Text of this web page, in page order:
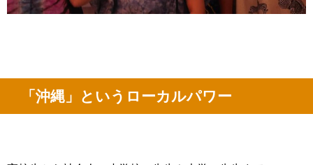
「沖縄」というローカルパワー